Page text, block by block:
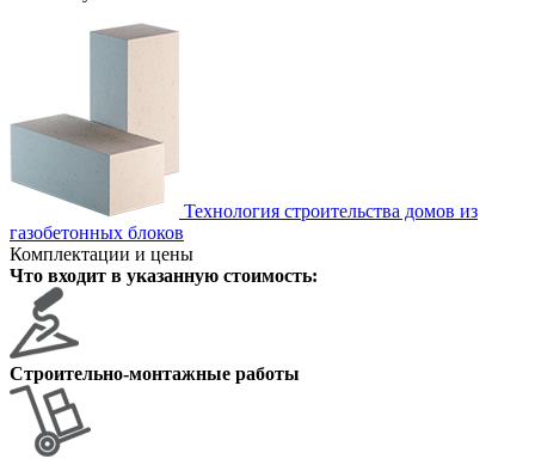
Технология строительства домов из
газобетонных блоков
Комплектации и цены
Что входит в указанную стоимость:
Строительно-монтажные работы